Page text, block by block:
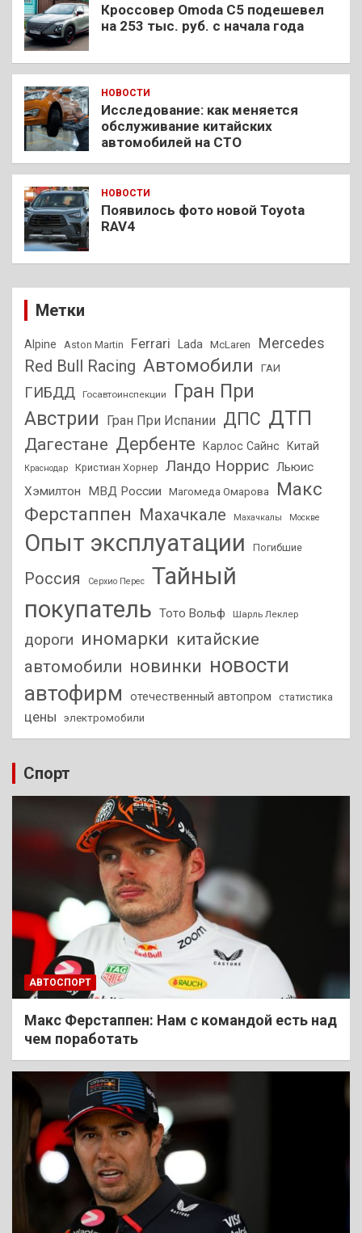
Кроссовер Omoda C5 подешевел
на 253 тыс. руб. с начала года
НОВОСТИ
Исследование: как меняется
обслуживание китайских
автомобилей на СТО
НОВОСТИ
Появилось фото новой Toyota
RAV4
Метки
Alpine Aston Martin Ferrari Lada McLaren Mercedes
Red Bull Racing Автомобили ГАИ
ГИБДД Госавтоинспекции
Гран При
Австрии
Гран При Испании ДПС ДТП
Дагестане Дербенте Карлос Сайнс Китай
Краснодар Кристиан Хорнер Ландо Норрис Льюис
Хэмилтон
МВД России Магомеда Омарова
Макс
Ферстаппен Махачкале Махачкалы Москве
Опыт эксплуатации Погибшие
Россия Серхио Перес
Тайный
покупатель Тото Вольф Шарль Леклер
дороги иномарки китайские
автомобили новинки новости
автофирм
отечественный автопром статистика
цены электромобили
Спорт
АВТОСПОРТ
Макс Ферстаппен: Нам с командой есть над
чем поработать